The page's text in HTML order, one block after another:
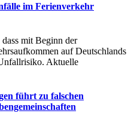
im Ferienverkehr
mit Beginn der
auf Deutschlands
Aktuelle
führt zu falschen